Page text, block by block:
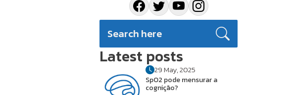
Latest posts
29 May, 2025
SpO2 pode mensurar a
cognição?